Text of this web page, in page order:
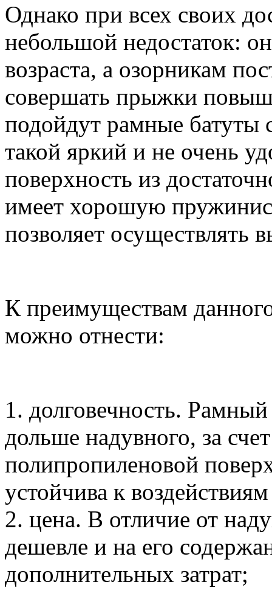
Однако при всех своих
небольшой недостаток:
возраста, а озорникам
совершать прыжки
подойдут рамные батуты
такой яркий и не очень
поверхность из
имеет хорошую
позволяет осуществлять
К преимуществам
можно отнести:
1. долговечность.
дольше надувного, за
полипропиленовой
устойчива к
2. цена. В отличие от
дешевле и на его
дополнительных затрат;